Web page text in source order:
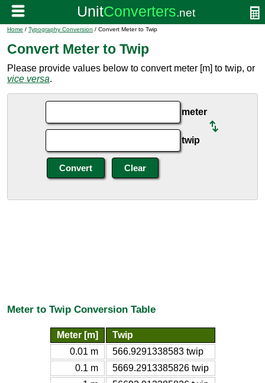
Home / Typography Conversion / Convert Meter to Twip
Convert Meter to Twip
Please provide values below to convert meter [m] to twip, or
vice versa.
meter
twip
Meter to Twip Conversion Table
Meter [m]
Twip
0.01 m
566.9291338583 twip
0.1 m
5669.2913385826 twip